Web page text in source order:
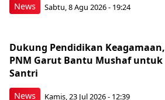
News Sabtu, 8 Agu 2026 - 19:24
News
Dukung Pendidikan Keagamaan,
PNM Garut Bantu Mushaf untuk
Santri
Kamis, 23 Jul 2026 - 12:39